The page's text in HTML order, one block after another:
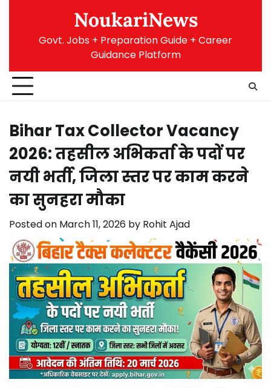
NoukariNews
Govt. Jobs + Preparation Guide + Career
Guidance Platform
Bihar Tax Collector Vacancy
2026: तहसील अभिकर्ता के पदों पर
नयी भर्ती, जिला स्तर पर काम करने
का सुनहरा मौका
Posted on March 11, 2026 by Rohit Ajad